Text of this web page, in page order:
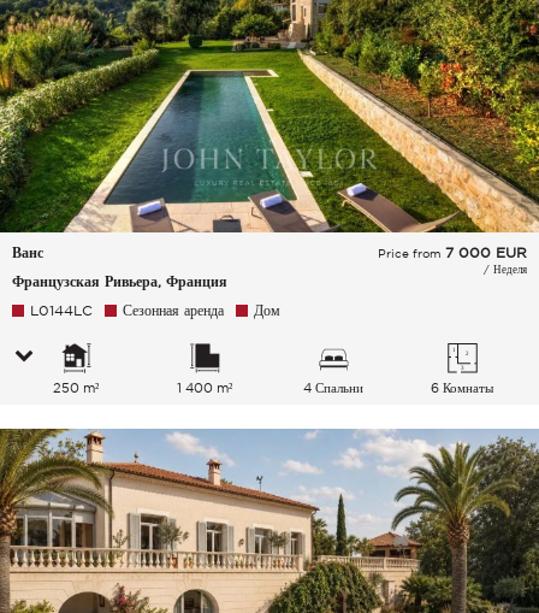
Ванс
Французская Ривьера, Франция
Price from 7 000 EUR
/ Неделя
L0144LC Сезонная аренда Дом
250 m² 1 400 m² 4 Спальни 6 Комнаты